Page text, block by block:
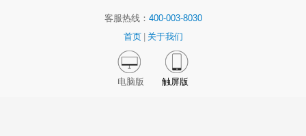
客服热线： 400-003-8030
首页
关于我们
电脑版 触屏版